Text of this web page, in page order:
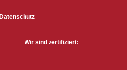
Datenschutz
Wir sind zertifiziert: